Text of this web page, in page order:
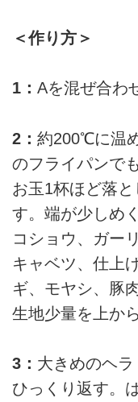
＜作り方＞
1： Aを混ぜ合わ
2： 約200℃に温
のフライパンで
お玉1杯ほど落
す。端が少しめ
コショウ、ガー
キャベツ、仕上
ギ、モヤシ、豚
生地少量を上か
3： 大きめのヘ
ひっくり返す。